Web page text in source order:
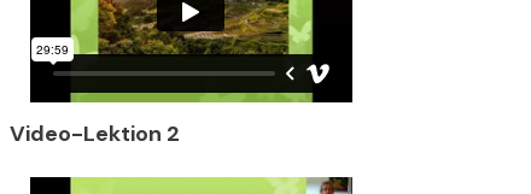
Video-Lektion 2